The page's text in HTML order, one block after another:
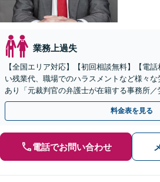
業務上過失
【全国エリア対応】【初回相談無料】【電
い残業代、職場でのハラスメントなど様々
あり「元裁判官の弁護士が在籍する事務所
裁判官経験を活かした最適な戦略を立案」
料金表を見る
電話でお問い合わせ